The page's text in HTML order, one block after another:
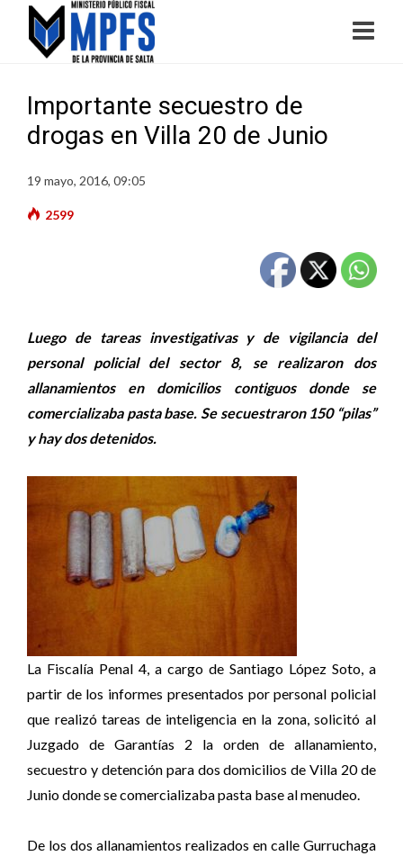
Importante secuestro de
drogas en Villa 20 de Junio
19 mayo, 2016, 09:05
2599
Luego de tareas investigativas y de vigilancia del
personal policial del sector 8, se realizaron dos
allanamientos en domicilios contiguos donde se
comercializaba pasta base. Se secuestraron 150 “pilas”
y hay dos detenidos.
La Fiscalía Penal 4, a cargo de Santiago López Soto, a
partir de los informes presentados por personal policial
que realizó tareas de inteligencia en la zona, solicitó al
Juzgado de Garantías 2 la orden de allanamiento,
secuestro y detención para dos domicilios de Villa 20 de
Junio donde se comercializaba pasta base al menudeo.
De los dos allanamientos realizados en calle Gurruchaga